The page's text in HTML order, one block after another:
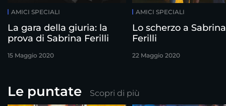
AMICI SPECIALI
La gara della giuria: la
prova di Sabrina Ferilli
15 Maggio 2020
AMICI SPECIALI
Lo scherzo a Sabrina
Ferilli
22 Maggio 2020
Le puntate Scopri di più